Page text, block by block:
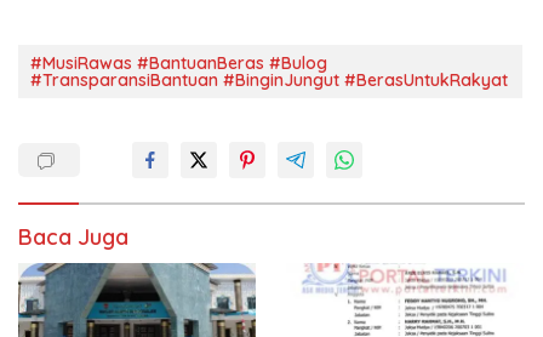
#MusiRawas #BantuanBeras #Bulog
#TransparansiBantuan #BinginJungut #BerasUntukRakyat
Baca Juga